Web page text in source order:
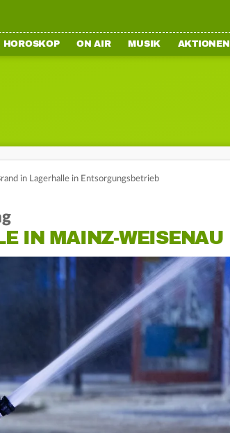
HOROSKOP ON AIR MUSIK AKTIONEN
in Lagerhalle in Entsorgungsbetrieb
IN MAINZ-WEISENAU